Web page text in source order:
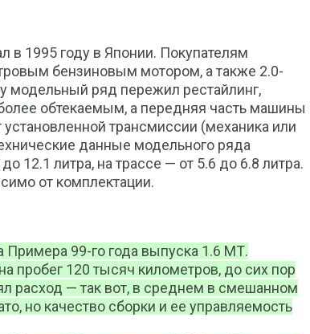
в 1995 году в Японии. Покупателям
бензиновым мотором, а также 2.0-
модельный ряд пережил рестайлинг,
обтекаемым, а передняя часть машины
трансмиссии (механика или
данные модельного ряда
12.1 литра, на трассе — от 5.6 до 6.8 литра.
от комплектации.
Примера 99-го года выпуска 1.6 МТ.
пробег 120 тысяч километров, до сих пор
расход — так вот, в среднем в смешанном
но качество сборки и ее управляемость